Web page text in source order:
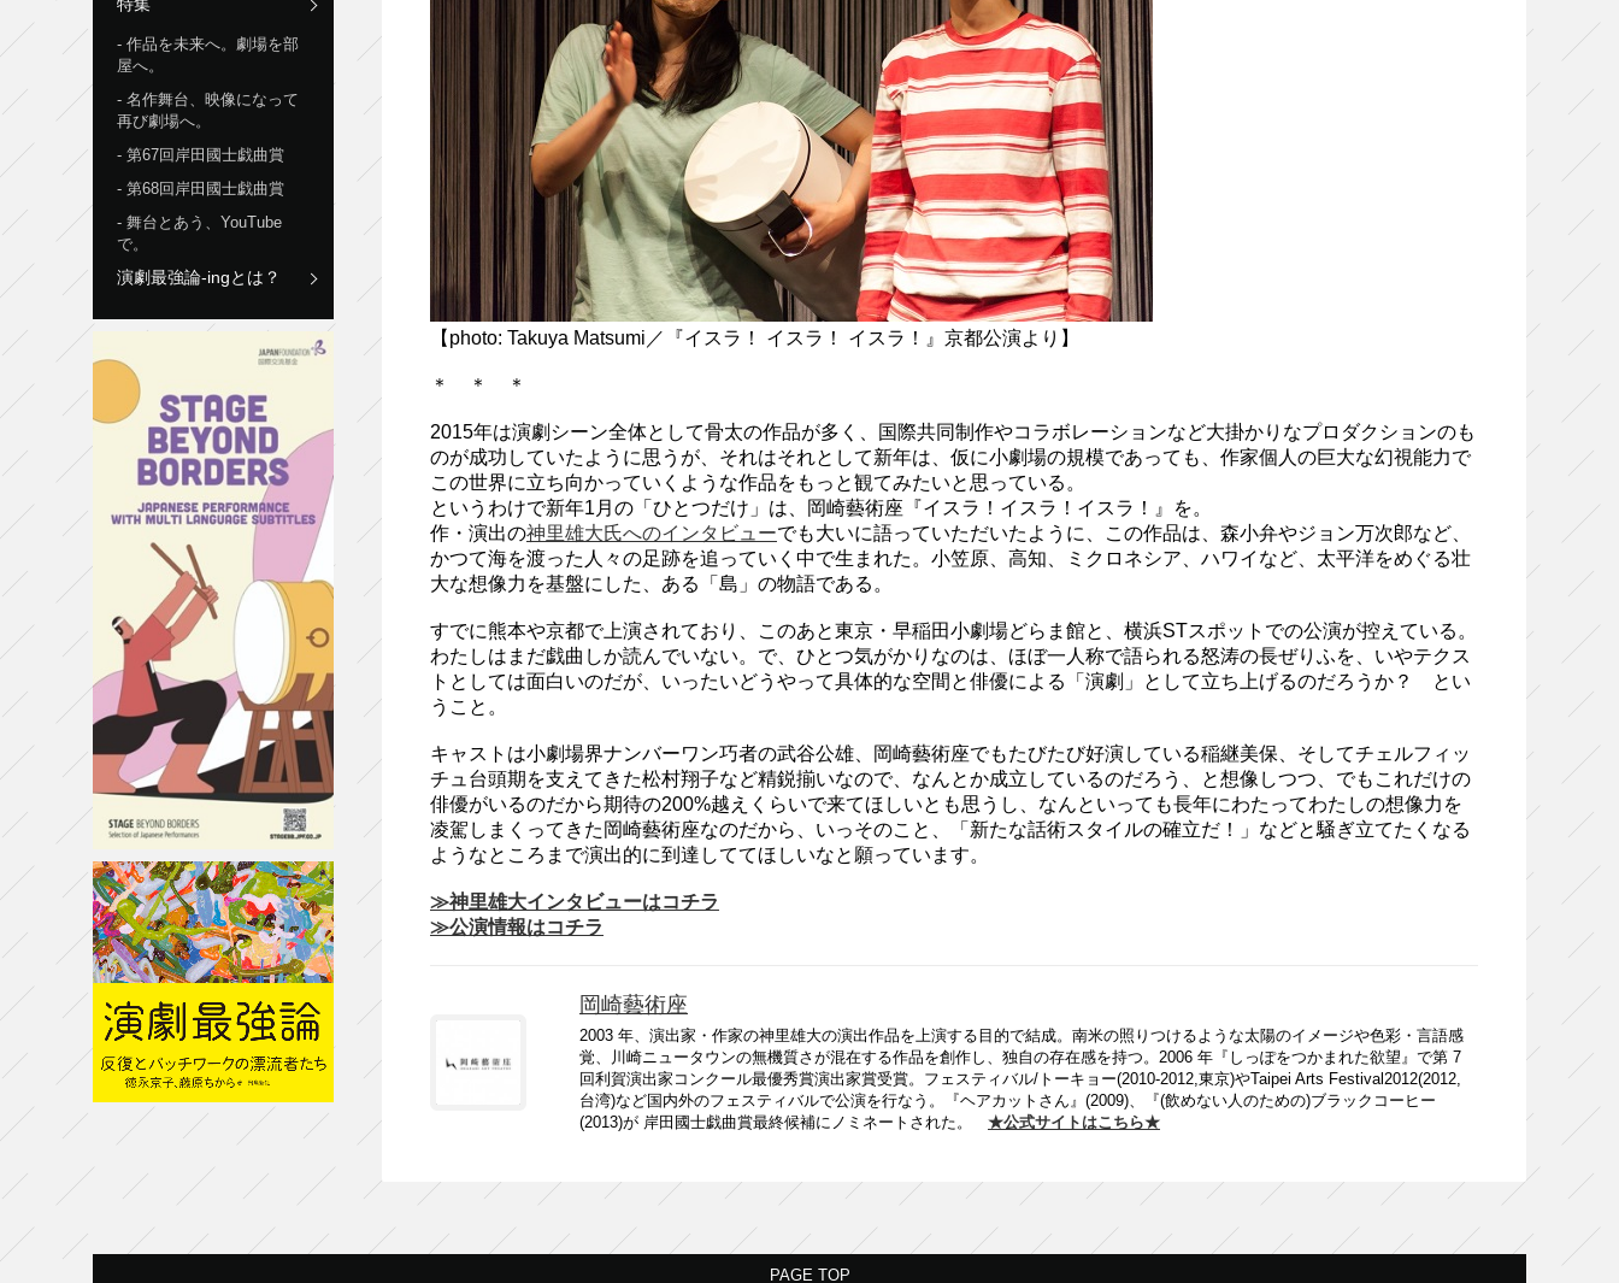
作品を未来へ。劇場を部
屋へ。
名作舞台、映像になって
再び劇場へ。
第67回岸田國士戯曲賞
第68回岸田國士戯曲賞
舞台とあう、YouTube
で。
演劇最強論-ingとは？
【photo: Takuya Matsumi／『イスラ！ イスラ！ イスラ！』京都公演より】
＊ ＊ ＊
2015年は演劇シーン全体として骨太の作品が多く、国際共同制作やコラボレーションなど大掛かりなプロダクションのも
のが成功していたように思うが、それはそれとして新年は、仮に小劇場の規模であっても、作家個人の巨大な幻視能力で
この世界に立ち向かっていくような作品をもっと観てみたいと思っている。
というわけで新年1月の「ひとつだけ」は、岡崎藝術座『イスラ！イスラ！イスラ！』を。
作・演出の神里雄大氏へのインタビューでも大いに語っていただいたように、この作品は、森小弁やジョン万次郎など、
かつて海を渡った人々の足跡を追っていく中で生まれた。小笠原、高知、ミクロネシア、ハワイなど、太平洋をめぐる壮
大な想像力を基盤にした、ある「島」の物語である。
すでに熊本や京都で上演されており、このあと東京・早稲田小劇場どらま館と、横浜STスポットでの公演が控えている。
わたしはまだ戯曲しか読んでいない。で、ひとつ気がかりなのは、ほぼ一人称で語られる怒涛の長ぜりふを、いやテクス
トとしては面白いのだが、いったいどうやって具体的な空間と俳優による「演劇」として立ち上げるのだろうか？ とい
うこと。
キャストは小劇場界ナンバーワン巧者の武谷公雄、岡崎藝術座でもたびたび好演している稲継美保、そしてチェルフィッ
チュ台頭期を支えてきた松村翔子など精鋭揃いなので、なんとか成立しているのだろう、と想像しつつ、でもこれだけの
俳優がいるのだから期待の200%越えくらいで来てほしいとも思うし、なんといっても長年にわたってわたしの想像力を
凌駕しまくってきた岡崎藝術座なのだから、いっそのこと、「新たな話術スタイルの確立だ！」などと騒ぎ立てたくなる
ようなところまで演出的に到達しててほしいなと願っています。
≫神里雄大インタビューはコチラ
≫公演情報はコチラ
岡崎藝術座
2003 年、演出家・作家の神里雄大の演出作品を上演する目的で結成。南米の照りつけるような太陽のイメージや色彩・言語感
覚、川崎ニュータウンの無機質さが混在する作品を創作し、独自の存在感を持つ。2006 年『しっぽをつかまれた欲望』で第 7
回利賀演出家コンクール最優秀賞演出家賞受賞。フェスティバル/トーキョー(2010-2012,東京)やTaipei Arts Festival2012(2012,
台湾)など国内外のフェスティバルで公演を行なう。『ヘアカットさん』(2009)、『(飲めない人のための)ブラックコーヒー
(2013)が 岸田國士戯曲賞最終候補にノミネートされた。 ★公式サイトはこちら★
PAGE TOP